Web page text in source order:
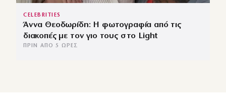
CELEBRITIES
Άννα Θεοδωρίδη: Η φωτογραφία από τις
διακοπές με τον γιο τους στο Light
ΠΡΙΝ ΑΠΌ 5 ΏΡΕΣ